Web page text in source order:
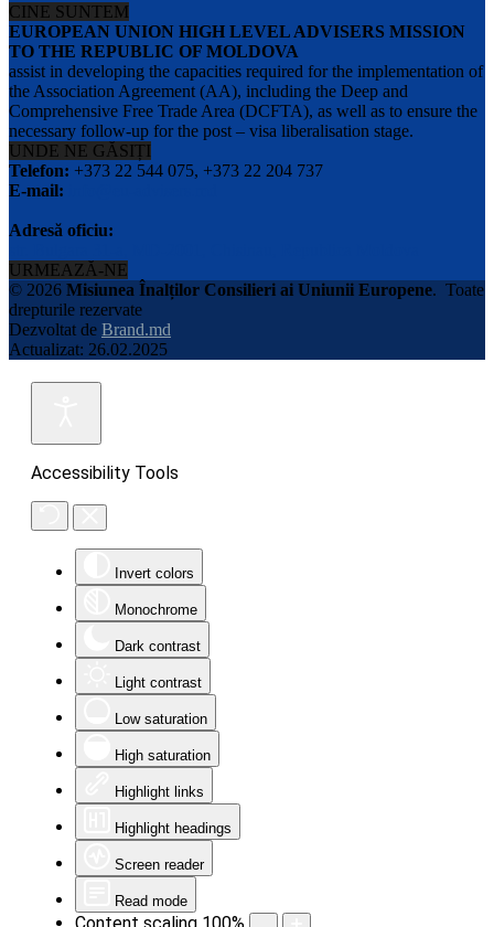
CINE SUNTEM
EUROPEAN UNION HIGH LEVEL ADVISERS MISSION
TO THE REPUBLIC OF MOLDOVA
assist in developing the capacities required for the implementation of
the Association Agreement (AA), including the Deep and
Comprehensive Free Trade Area (DCFTA), as well as to ensure the
necessary follow-up for the post – visa liberalisation stage.
UNDE NE GĂSIȚI
Telefon: +373 22 544 075, +373 22 204 737
E-mail:
Adresă oficiu:
URMEAZĂ-NE
© 2026 Misiunea Înalților Consilieri ai Uniunii Europene. Toate
drepturile rezervate
Dezvoltat de Brand.md
Actualizat: 26.02.2025
Accessibility Tools
Invert colors
Monochrome
Dark contrast
Light contrast
Low saturation
High saturation
Highlight links
Highlight headings
Screen reader
Read mode